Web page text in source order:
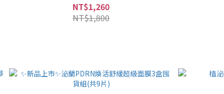
NT$1,260
NT$1,800